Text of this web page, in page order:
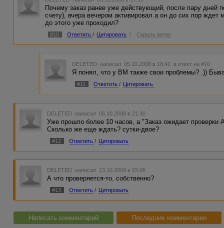
Почему заказ ранее уже действующий, после пару дней
счету), вчера вечером активировал а он до сих пор ждет
до этого уже проходил?
#10 Ответить / Цитировать / Скрыть ветку
DELETED написал 05.10.2008 в 18:42 в ответ на #10
Я понял, что у ВМ также свои проблемы? .))
#11 Ответить / Цитировать
DELETED написал 06.10.2008 в 21:30
Уже прошло более 10 часов, а "Заказ ожидает проверки
Сколько же еще ждать? сутки-двое?
#12 Ответить / Цитировать
DELETED написал 13.10.2008 в 15:06
А что проверяется-то, собственно?
#13 Ответить / Цитировать
Написать комментарий Последние комментарии